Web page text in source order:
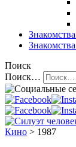
Знакомства
Знакомства
Поиск
Поиск…
Кино > 1987